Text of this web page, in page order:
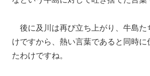
後に及川は再び立ち上がり、牛島
けですから、熱い言葉であると同時
たわけですね。